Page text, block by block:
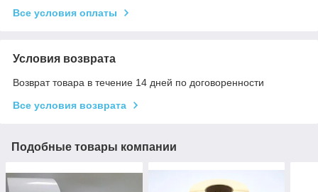
Все условия оплаты
Условия возврата
Возврат товара в течение 14 дней по договоренности
Все условия возврата
Подобные товары компании